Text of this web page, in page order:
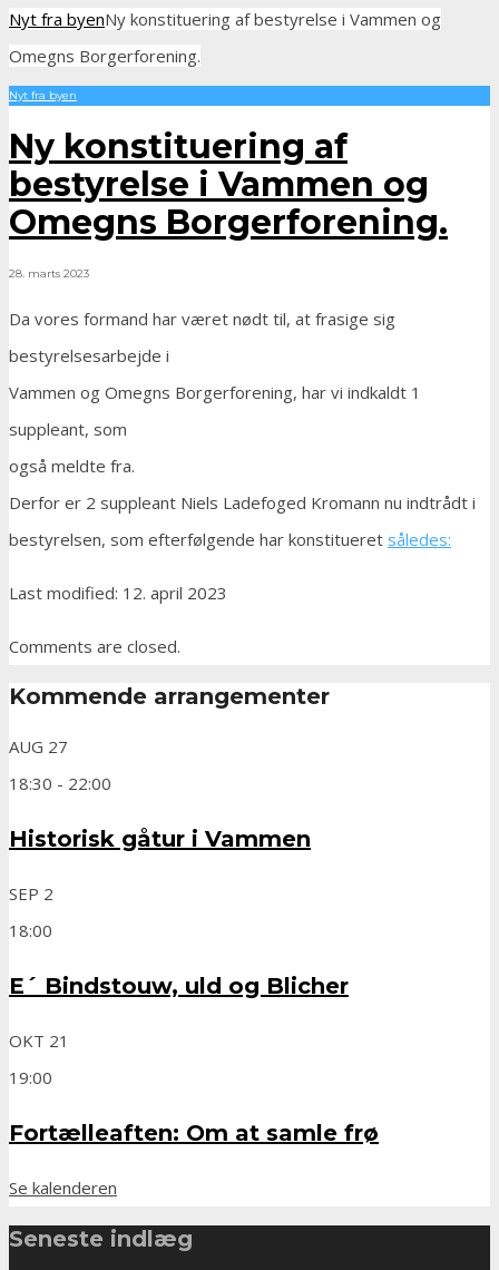
Nyt fra byenNy konstituering af bestyrelse i Vammen og
Omegns Borgerforening.
Nyt fra byen
Ny konstituering af
bestyrelse i Vammen og
Omegns Borgerforening.
28. marts 2023
Da vores formand har været nødt til, at frasige sig
bestyrelsesarbejde i
Vammen og Omegns Borgerforening, har vi indkaldt 1
suppleant, som
også meldte fra.
Derfor er 2 suppleant Niels Ladefoged Kromann nu indtrådt i
bestyrelsen, som efterfølgende har konstitueret således:
Last modified: 12. april 2023
Comments are closed.
Kommende arrangementer
AUG 27
18:30 - 22:00
Historisk gåtur i Vammen
SEP 2
18:00
E´ Bindstouw, uld og Blicher
OKT 21
19:00
Fortælleaften: Om at samle frø
Se kalenderen
Seneste indlæg